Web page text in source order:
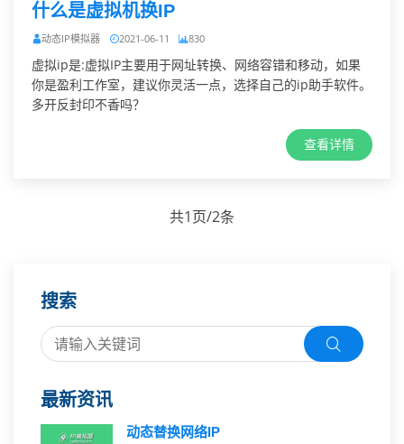
什么是虚拟机换IP
动态IP模拟器 2021-06-11 830
虚拟ip是:虚拟IP主要用于网址转换、网络容错和移动，如果
你是盈利工作室，建议你灵活一点，选择自己的ip助手软件。
多开反封印不香吗？
查看详情
共1页/2条
搜索
最新资讯
动态替换网络IP